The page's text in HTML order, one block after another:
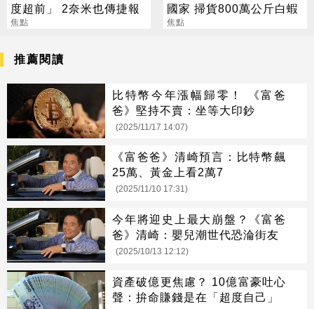
度超前」 2奈米也傳捷報
焦點
國家 掃貨800萬公斤白蝦
焦點
推薦閱讀
比特幣今年漲幅歸零！ 《富爸
爸》堅持不賣：坐等大印鈔
(2025/11/17 14:07)
《富爸爸》清崎預言：比特幣飆
25萬、黃金上看2萬7
(2025/11/10 17:31)
今年將迎史上最大崩盤？《富爸
爸》清崎：嬰兒潮世代恐淪街友
(2025/10/13 12:12)
資產破億更焦慮？ 10億富豪吐心
聲：拚命賺錢是在「超度自己」